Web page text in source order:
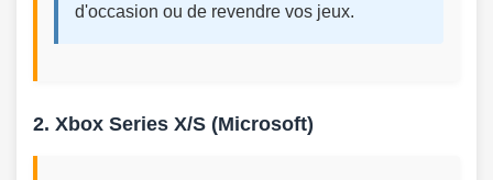
d'occasion ou de revendre vos jeux.
2. Xbox Series X/S (Microsoft)